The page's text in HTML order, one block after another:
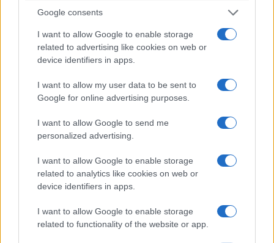
Google consents
I want to allow Google to enable storage
related to advertising like cookies on web or
device identifiers in apps.
I want to allow my user data to be sent to
Google for online advertising purposes.
I want to allow Google to send me
personalized advertising.
I want to allow Google to enable storage
related to analytics like cookies on web or
device identifiers in apps.
I want to allow Google to enable storage
related to functionality of the website or app.
köztük A város peremén, amely a neves Wolfner-
gyűjteményből származik. Kikiáltási ára: 8 millió forint. De
Schönberger művekből is sikerült egy kollekciót
összegyűjteni. Egy gyűjteményből valók Schönberger
Armand alkotásai (Kikötő, Köszörűs ? mindkettő kikiáltási
ára: 3 800 000 Ft), melyek szintén kiemelkednek a
kínálatból. Az érdeklődők a művész monográfusa, Dr. András
Edit esszéit olvashatják róluk a katalógusban. A
az Asztaltársaság (kikiáltási ára: 2 400 000 Ft) és a Három
hölgy (kikiáltási ára: 800 000 Ft) együtt szépen tükrözik a
festő, Ferenczy Károly egy szép, nagybányai tájat ábrázoló,